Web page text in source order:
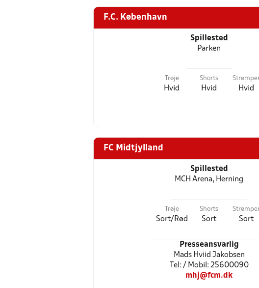
F.C. København
Spillested
Parken
Trøje
Hvid
Shorts
Hvid Hvid
FC Midtjylland
Spillested
MCH Arena, Herning
Trøje
Sort/Rød
Shorts
Sort Sort
Presseansvarlig
Mads Hviid Jakobsen
Tel: / Mobil: 25600090
mhj@fcm.dk